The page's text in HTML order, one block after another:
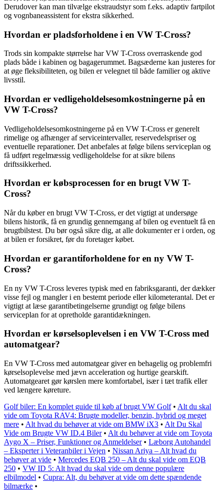
Derudover kan man tilvælge ekstraudstyr som f.eks. adaptiv fartpilot
og vognbaneassistent for ekstra sikkerhed.
Hvordan er pladsforholdene i en VW T-Cross?
Trods sin kompakte størrelse har VW T-Cross overraskende god
plads både i kabinen og bagagerummet. Bagsæderne kan justeres for
at øge fleksibiliteten, og bilen er velegnet til både familier og aktive
livsstil.
Hvordan er vedligeholdelsesomkostningerne på en
VW T-Cross?
Vedligeholdelsesomkostningerne på en VW T-Cross er generelt
rimelige og afhænger af serviceintervaller, reservedelspriser og
eventuelle reparationer. Det anbefales at følge bilens serviceplan og
få udført regelmæssig vedligeholdelse for at sikre bilens
driftssikkerhed.
Hvordan er købsprocessen for en brugt VW T-
Cross?
Når du køber en brugt VW T-Cross, er det vigtigt at undersøge
bilens historik, få en grundig gennemgang af bilen og eventuelt få en
brugtbilstest. Du bør også sikre dig, at alle dokumenter er i orden, og
at bilen er forsikret, før du foretager købet.
Hvordan er garantiforholdene for en ny VW T-
Cross?
En ny VW T-Cross leveres typisk med en fabriksgaranti, der dækker
visse fejl og mangler i en bestemt periode eller kilometerantal. Det er
vigtigt at læse garantibetingelserne grundigt og følge bilens
serviceplan for at opretholde garantidækningen.
Hvordan er kørselsoplevelsen i en VW T-Cross med
automatgear?
En VW T-Cross med automatgear giver en behagelig og problemfri
kørselsoplevelse med jævn acceleration og hurtige gearskift.
Automatgearet gør kørslen mere komfortabel, især i tæt trafik eller
ved længere køreture.
Golf biler: En komplet guide til køb af brugt VW Golf• Alt du skal
vide om Toyota RAV4: Brugte modeller, benzin, hybrid og meget
mere • Alt hvad du behøver at vide om BMW iX3 • Alt Du Skal
Vide om Brugte VW ID.4 Biler• Alt du behøver at vide om Toyota
Aygo X – Priser, Funktioner og Anmeldelser• Læborg Autohandel
– Eksperter i Veteranbiler i Vejen • Nissan Ariya – Alt hvad du
behøver at vide • Mercedes EQB 250 – Alt du skal vide om EQB
250 • VW ID 5: Alt hvad du skal vide om denne populære
elbilmodel • Cupra: Alt, du behøver at vide om dette spændende
bilmærke •